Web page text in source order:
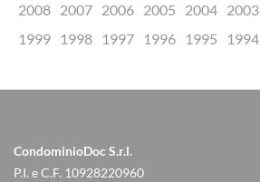
2008 2007 2006 2005 2004 2003
1999
1998 1997 1996 1995 1994
CondominioDoc S.r.l.
P.I. e C.F. 10928220960